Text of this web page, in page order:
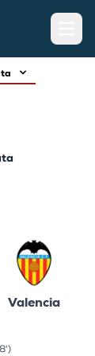
Valencia